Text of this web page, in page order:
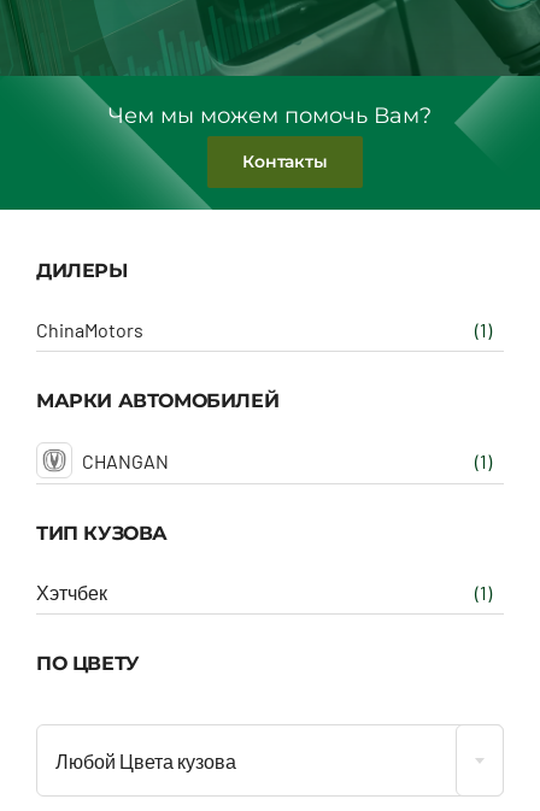
Чем мы можем помочь Вам?
Контакты
ДИЛЕРЫ
ChinaMotors (1)
МАРКИ АВТОМОБИЛЕЙ
CHANGAN (1)
ТИП КУЗОВА
Хэтчбек (1)
ПО ЦВЕТУ
Любой Цвета кузова